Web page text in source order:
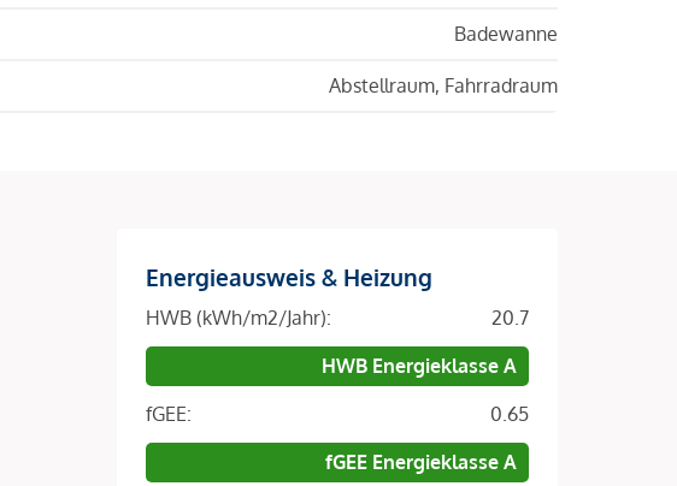
Badewanne
Abstellraum, Fahrradraum
Energieausweis & Heizung
HWB (kWh/m2/Jahr):
20.7
HWB Energieklasse A
fGEE:
0.65
fGEE Energieklasse A